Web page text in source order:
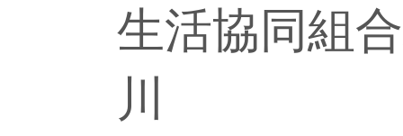
生活協同組
川